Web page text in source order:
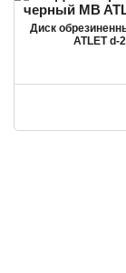
Диск
ATLET d-